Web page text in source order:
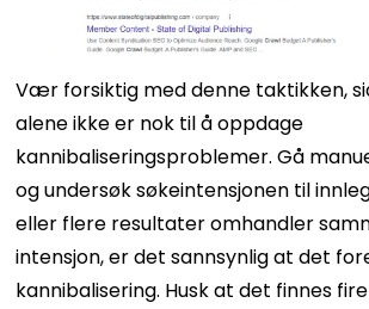
Vær forsiktig med denne taktikken,
alene ikke er nok til å oppdage
kannibaliseringsproblemer. Gå
og undersøk søkeintensjonen til
eller flere resultater omhandler
intensjon, er det sannsynlig at det
kannibalisering. Husk at det finnes